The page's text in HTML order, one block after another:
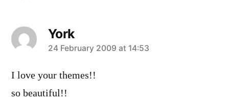
York
says:
24 February 2009 at 14:53
I love your themes!!
so beautiful!!